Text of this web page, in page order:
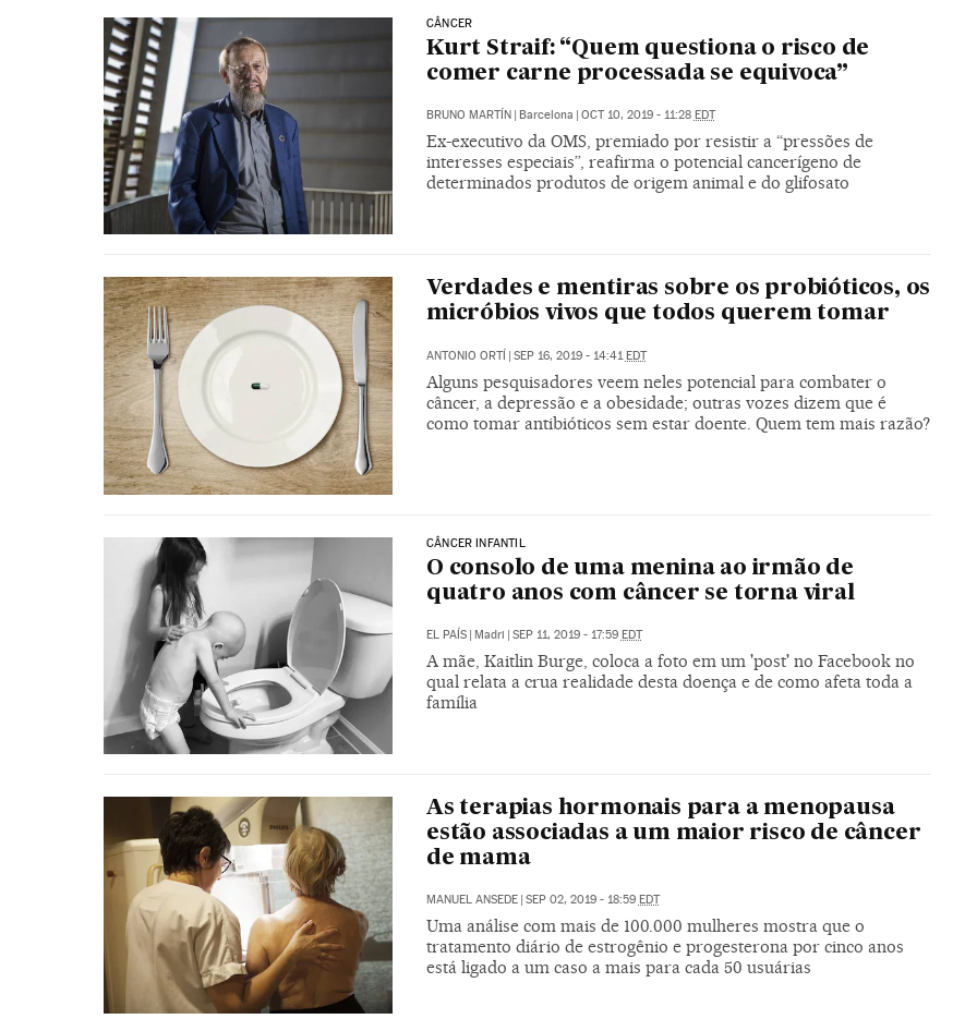
CÂNCER
Kurt Straif: “Quem questiona o risco de
comer carne processada se equivoca”
BRUNO MARTÍN | Barcelona | OCT 10, 2019 - 11:28 EDT
Ex-executivo da OMS, premiado por resistir a “pressões de
interesses especiais”, reafirma o potencial cancerígeno de
determinados produtos de origem animal e do glifosato
Verdades e mentiras sobre os probióticos, os
micróbios vivos que todos querem tomar
ANTONIO ORTÍ | SEP 16, 2019 - 14:41EDT
Alguns pesquisadores veem neles potencial para combater o
câncer, a depressão e a obesidade; outras vozes dizem que é
como tomar antibióticos sem estar doente. Quem tem mais razão?
CÂNCER INFANTIL
O consolo de uma menina ao irmão de
quatro anos com câncer se torna viral
EL PAÍS | Madri | SEP 11, 2019 - 17:59 EDT
A mãe, Kaitlin Burge, coloca a foto em um 'post' no Facebook no
qual relata a crua realidade desta doença e de como afeta toda a
família
As terapias hormonais para a menopausa
estão associadas a um maior risco de câncer
de mama
MANUEL ANSEDE | SEP 02, 2019 - 18:59 EDT
Uma análise com mais de 100.000 mulheres mostra que o
tratamento diário de estrogênio e progesterona por cinco anos
está ligado a um caso a mais para cada 50 usuárias